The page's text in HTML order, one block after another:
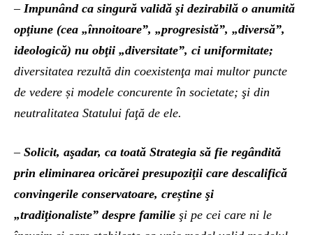
– Impunând ca singură validă şi dezirabilă o anumită
opţiune (cea „înnoitoare”, „progresistă”, „diversă”,
ideologică) nu obţii „diversitate”, ci uniformitate;
diversitatea rezultă din coexistenţa mai multor puncte
de vedere și modele concurente în societate; şi din
neutralitatea Statului faţă de ele.
– Solicit, aşadar, ca toată Strategia să fie regândită
prin eliminarea oricărei presupoziţii care descalifică
convingerile conservatoare, creștine şi
„tradiţionaliste” despre familie şi pe cei care ni le